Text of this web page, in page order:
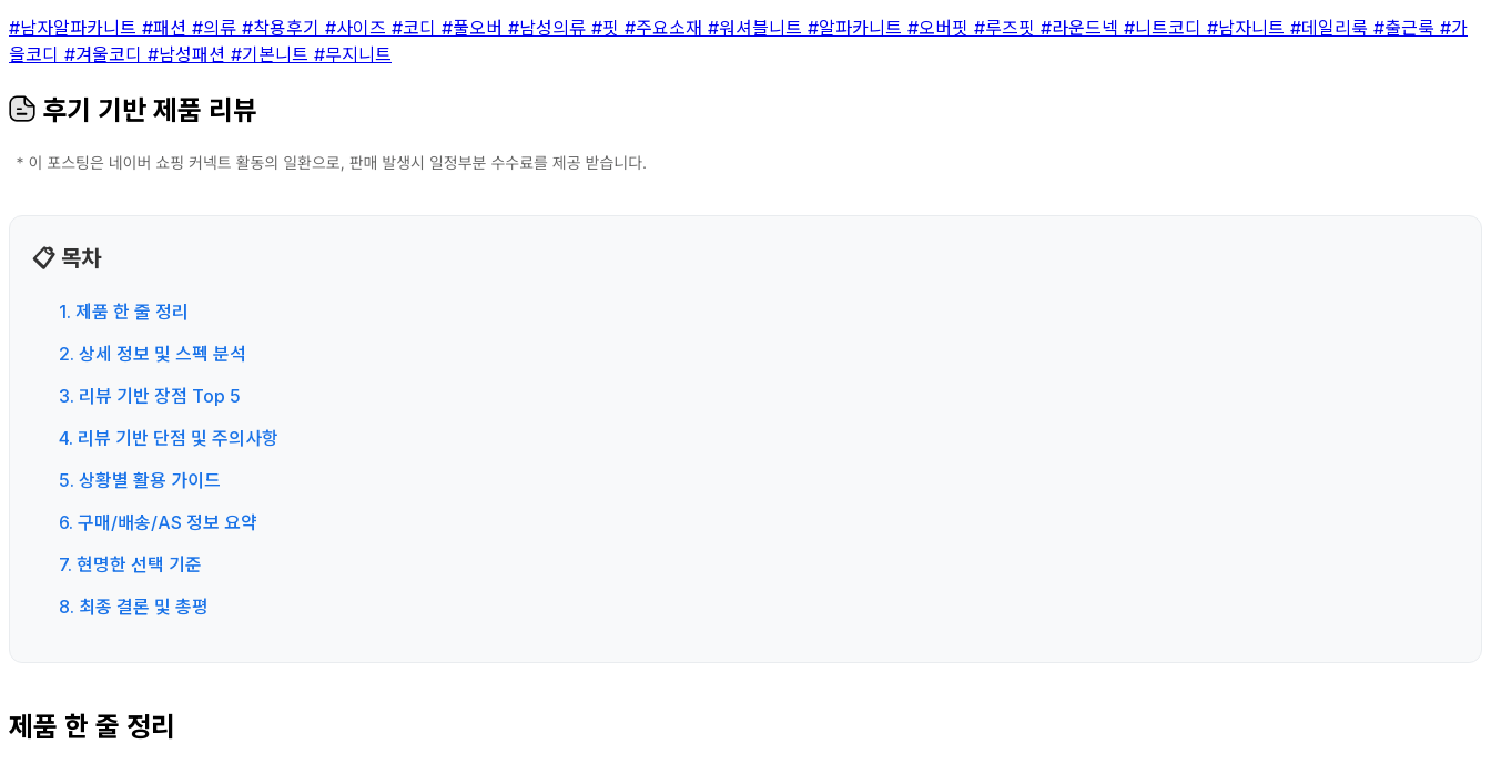
#남자알파카니트 #패션 #의류 #착용후기 #사이즈 #코디 #풀오버 #남성의류 #핏 #주요소재 #워셔블니트 #알파카니트 #오버핏 #루즈핏 #라운드넥 #니트코디 #남자니트 #데일리룩 #출근룩 #가
을코디 #겨울코디 #남성패션 #기본니트 #무지니트
후기 기반 제품 리뷰
📋 목차
1. 제품 한 줄 정리
2. 상세 정보 및 스펙 분석
3. 리뷰 기반 장점 Top 5
4. 리뷰 기반 단점 및 주의사항
5. 상황별 활용 가이드
6. 구매/배송/AS 정보 요약
7. 현명한 선택 기준
8. 최종 결론 및 총평
제품 한 줄 정리